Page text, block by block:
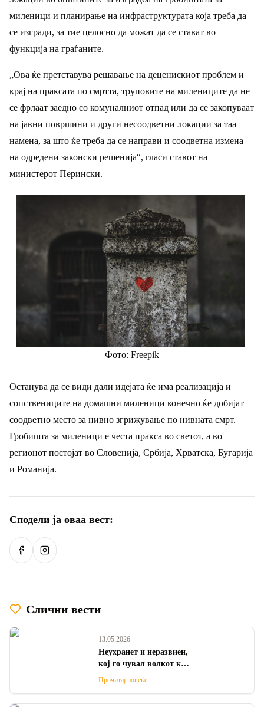
миленици и планирање на инфраструктурата која треба да
се изгради, за тие целосно да можат да се стават во
функција на граѓаните.
„Ова ќе претставува решавање на деценискиот проблем и
крај на праксата по смртта, труповите на милениците да не
се фрлаат заедно со комуналниот отпад или да се закопуваат
на јавни површини и други несоодветни локации за таа
намена, за што ќе треба да се направи и соодветна измена
на одредени законски решенија“, гласи ставот на
министерот Перински.
Фото: Freepik
Останува да се види дали идејата ќе има реализација и
сопствениците на домашни миленици конечно ќе добијат
соодветно место за нивно згрижување по нивната смрт.
Гробишта за миленици е честа пракса во светот, а во
регионот постојат во Словенија, Србија, Хрватска, Бугарија
и Романија.
Сподели ја оваа вест:
Сподели на Facebook
Сподели на Instagram
Слични вести
13.05.2026
Неухранет и неразвиен,
кој го чувал волкот кој
заврши во скопската
Прочитај повеќе